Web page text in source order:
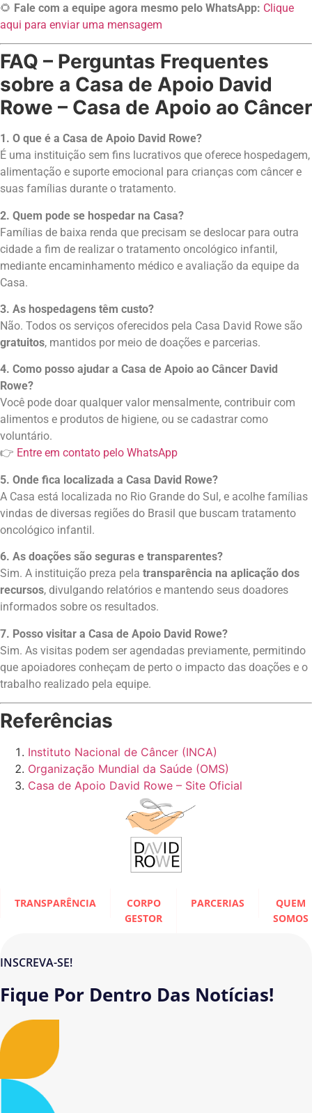
🌻 Fale com a equipe agora mesmo pelo WhatsApp: Clique
aqui para enviar uma mensagem
FAQ – Perguntas Frequentes
sobre a Casa de Apoio David
Rowe – Casa de Apoio ao Câncer
1. O que é a Casa de Apoio David Rowe?
É uma instituição sem fins lucrativos que oferece hospedagem,
alimentação e suporte emocional para crianças com câncer e
suas famílias durante o tratamento.
2. Quem pode se hospedar na Casa?
Famílias de baixa renda que precisam se deslocar para outra
cidade a fim de realizar o tratamento oncológico infantil,
mediante encaminhamento médico e avaliação da equipe da
Casa.
3. As hospedagens têm custo?
Não. Todos os serviços oferecidos pela Casa David Rowe são
gratuitos, mantidos por meio de doações e parcerias.
4. Como posso ajudar a Casa de Apoio ao Câncer David
Rowe?
Você pode doar qualquer valor mensalmente, contribuir com
alimentos e produtos de higiene, ou se cadastrar como
voluntário.
👉 Entre em contato pelo WhatsApp
5. Onde fica localizada a Casa David Rowe?
A Casa está localizada no Rio Grande do Sul, e acolhe famílias
vindas de diversas regiões do Brasil que buscam tratamento
oncológico infantil.
6. As doações são seguras e transparentes?
Sim. A instituição preza pela transparência na aplicação dos
recursos, divulgando relatórios e mantendo seus doadores
informados sobre os resultados.
7. Posso visitar a Casa de Apoio David Rowe?
Sim. As visitas podem ser agendadas previamente, permitindo
que apoiadores conheçam de perto o impacto das doações e o
trabalho realizado pela equipe.
Referências
Instituto Nacional de Câncer (INCA)
Organização Mundial da Saúde (OMS)
Casa de Apoio David Rowe – Site Oficial
TRANSPARÊNCIA
CORPO
GESTOR
PARCERIAS
QUEM
SOMOS
INSCREVA-SE!
Fique Por Dentro Das Notícias!